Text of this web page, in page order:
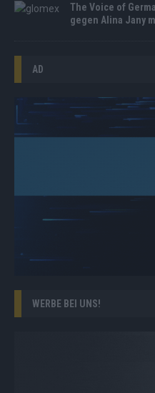
The Voice of
gegen Alina Jany
AD
WERBE BEI UNS!